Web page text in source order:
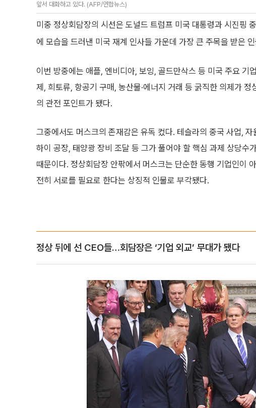
앞서 대화하고 있다. (AFP/연합뉴스)
미중 정상회담장의 시선은 도널드 트럼프 미국 대통령과 시진핑
에 모습을 드러낸 미국 재계 인사들 가운데 가장 큰 주목을 받은
이번 방중에는 애플, 엔비디아, 보잉, 골드만삭스 등 미국 주요 기
제, 희토류, 항공기 구매, 농산물·에너지 거래 등 굵직한 의제가
의 관전 포인트가 됐다.
그중에서도 머스크의 존재감은 유독 컸다. 테슬라의 중국 사업,
하이 공장, 태양광 장비 조달 등 그가 풀어야 할 핵심 과제 상당수
때문이다. 정상회담장 안팎에서 머스크는 단순한 동행 기업인이
전히 서로를 필요로 한다는 상징적 인물로 부각됐다.
정상 뒤에 선 CEO들…회담장은 ‘기업 외교’ 무대가 됐다